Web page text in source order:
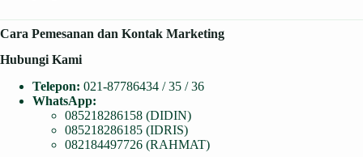
Cara Pemesanan dan Kontak Marketing
Hubungi Kami
Telepon: 021-87786434 / 35 / 36
WhatsApp:
085218286158 (DIDIN)
085218286185 (IDRIS)
082184497726 (RAHMAT)